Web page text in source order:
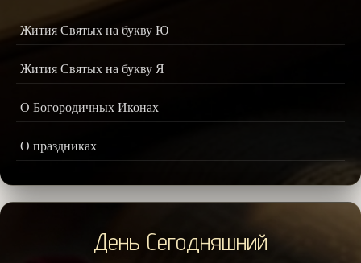
Жития Святых на букву Ю
Жития Святых на букву Я
О Богородичных Иконах
О праздниках
День Сегодняшний